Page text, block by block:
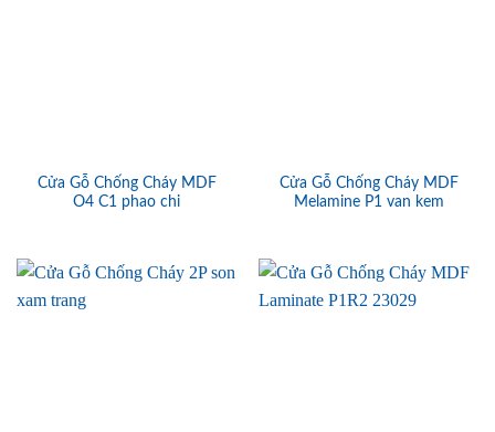
Cửa Gỗ Chống Cháy MDF
O4 C1 phao chi
Cửa Gỗ Chống Cháy MDF
Melamine P1 van kem